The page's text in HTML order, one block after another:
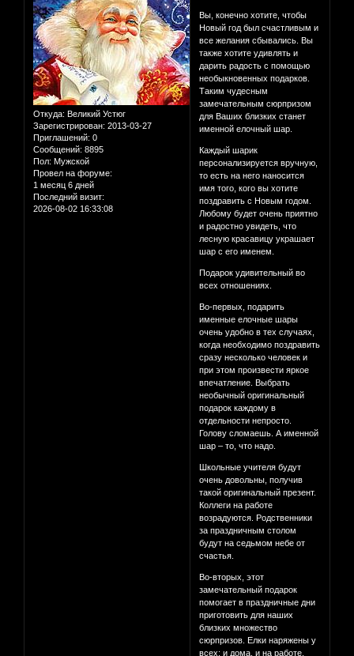
Откуда: Великий Устюг
Зарегистрирован: 2013-03-27
Приглашений: 0
Сообщений: 8895
Пол: Мужской
Провел на форуме:
1 месяц 6 дней
Последний визит:
2026-08-02 16:33:08
Вы, конечно хотите, чтобы
Новый год был счастливым и
все желания сбывались. Вы
также хотите удивлять и
дарить радость с помощью
необыкновенных подарков.
Таким чудесным
замечательным сюрпризом
для Ваших близких станет
именной елочный шар.
Каждый шарик
персонализируется вручную,
то есть на него наносится
имя того, кого вы хотите
поздравить с Новым годом.
Любому будет очень приятно
и радостно увидеть, что
лесную красавицу украшает
шар с его именем.
Подарок удивительный во
всех отношениях.
Во-первых, подарить
именные елочные шары
очень удобно в тех случаях,
когда необходимо поздравить
сразу несколько человек и
при этом произвести яркое
впечатление. Выбрать
необычный оригинальный
подарок каждому в
отдельности непросто.
Голову сломаешь. А именной
шар – то, что надо.
Школьные учителя будут
очень довольны, получив
такой оригинальный презент.
Коллеги на работе
возрадуются. Родственники
за праздничным столом
будут на седьмом небе от
счастья.
Во-вторых, этот
замечательный подарок
помогает в праздничные дни
приготовить для наших
близких множество
сюрпризов. Елки наряжены у
всех: и дома, и на работе.